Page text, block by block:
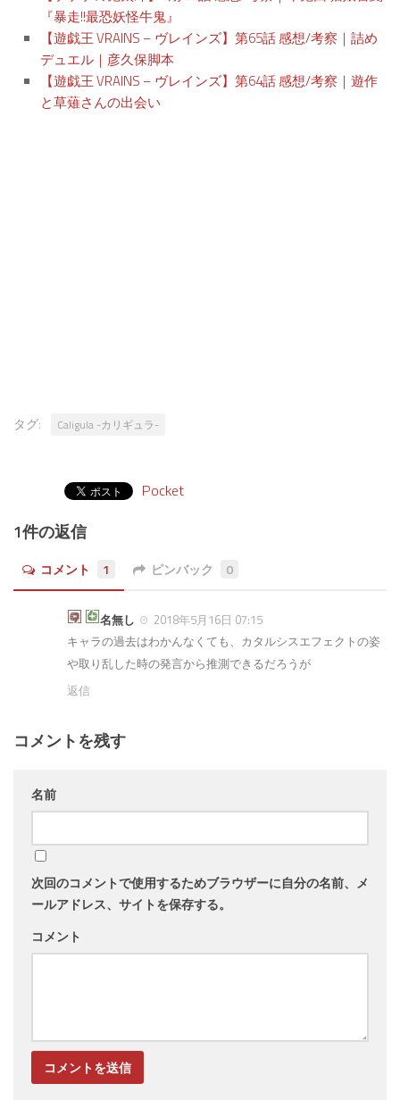
『暴走!!最恐妖怪牛鬼』
【遊戯王 VRAINS – ヴレインズ】第65話 感想/考察｜詰め
デュエル｜彦久保脚本
【遊戯王 VRAINS – ヴレインズ】第64話 感想/考察｜遊作
と草薙さんの出会い
タグ: Caligula -カリギュラ-
Pocket
1件の返信
コメント 1 ピンバック 0
名無し
2018年5月16日 07:15
キャラの過去はわかんなくても、カタルシスエフェクトの姿
や取り乱した時の発言から推測できるだろうが
返信
コメントを残す
名前
次回のコメントで使用するためブラウザーに自分の名前、メ
ールアドレス、サイトを保存する。
コメント